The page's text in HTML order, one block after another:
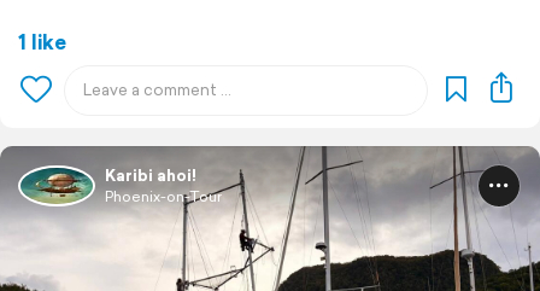
1 like
Karibi ahoi!
Phoenix-on-Tour